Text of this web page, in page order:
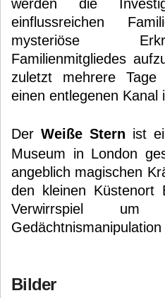
werden die
einflussreichen
mysteriöse
Familienmitgliedes
zuletzt mehrere
einen entlegenen Kanal
Der Weiße Stern ist
Museum in London
angeblich magischen
den kleinen Küstenort
Verwirrspiel um
Bilder